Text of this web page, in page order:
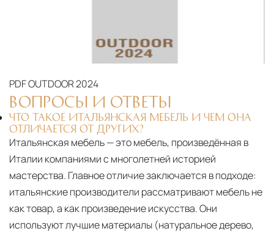
PDFOUTDOOR 2024
ВОПРОСЫ И ОТВЕТЫ
ЧТО ТАКОЕ ИТАЛЬЯНСКАЯ МЕБЕЛЬ И ЧЕМ ОНА
ОТЛИЧАЕТСЯ ОТ ДРУГИХ?
Итальянская мебель — это мебель, произведённая в
Италии компаниями с многолетней историей
мастерства. Главное отличие заключается в подходе:
итальянские производители рассматривают мебель не
как товар, а как произведение искусства. Они
используют лучшие материалы (натуральное дерево,